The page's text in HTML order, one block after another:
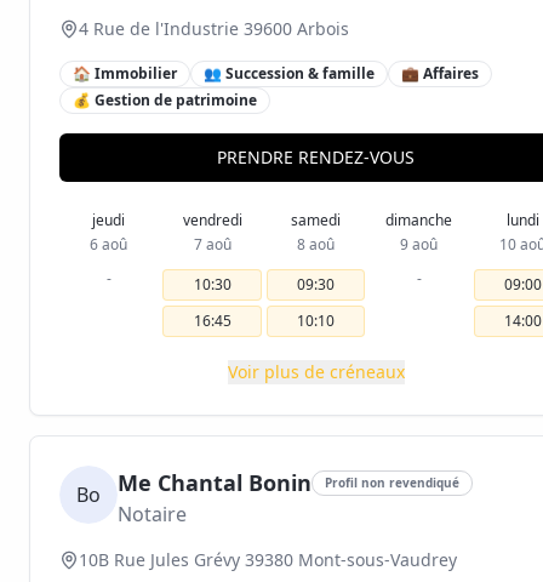
4 Rue de l'Industrie 39600 Arbois
🏠 Immobilier 👥 Succession & famille
💼 Affaires
💰 Gestion de patrimoine
PRENDRE RENDEZ-VOUS
jeudi
6 aoû
-
vendredi
7 aoû
10:30
16:45
samedi
8 aoû
09:30
10:10
dimanche
9 aoû
-
lundi
10
09:00
14:00
Voir plus de créneaux
Bo Me Chantal Bonin Profil non revendiqué
Notaire
10B Rue Jules Grévy 39380 Mont-sous-Vaudrey